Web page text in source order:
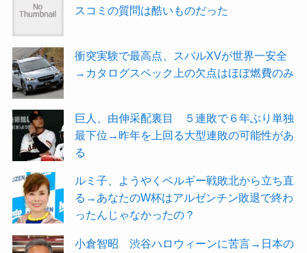
スコミの質問は酷いものだった
衝突実験で最高点、スバルXVが世界一安全
→カタログスペック上の欠点はほぼ燃費のみ
巨人、由伸采配裏目 ５連敗で６年ぶり単独
最下位→昨年を上回る大型連敗の可能性があ
る
ルミ子、ようやくベルギー戦敗北から立ち直
る→あなたのW杯はアルゼンチン敗退で終わ
ったんじゃなかったの？
小倉智昭 渋谷ハロウィーンに苦言→日本の